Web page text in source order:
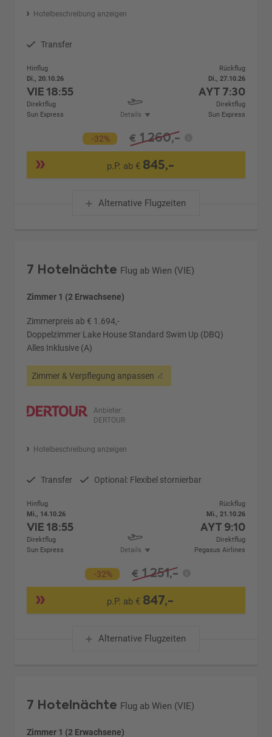
Hotelbeschreibung anzeigen
Transfer
Hinflug
Di., 20.10.26
VIE18:55
Direktflug
Sun Express
Details
Rückflug
Di., 27.10.26
AYT 7:30
Direktflug
Sun Express
-32% € 1.260,-
p.P. ab € 845,-
Alternative Flugzeiten
7 Hotelnächte Flug ab Wien (VIE)
Zimmer 1 (2 Erwachsene)
Zimmerpreis ab € 1.694,-
Doppelzimmer Lake House Standard Swim Up (DBQ)
Alles Inklusive (A)
Zimmer & Verpflegung anpassen
Anbieter:
DERTOUR
Hotelbeschreibung anzeigen
Transfer Optional: Flexibel stornierbar
Hinflug
Mi., 14.10.26
VIE18:55
Direktflug
Sun Express
Details
Rückflug
Mi., 21.10.26
AYT 9:10
Direktflug
Pegasus Airlines
-32% € 1.251,-
p.P. ab € 847,-
Alternative Flugzeiten
7 Hotelnächte Flug ab Wien (VIE)
Zimmer 1 (2 Erwachsene)